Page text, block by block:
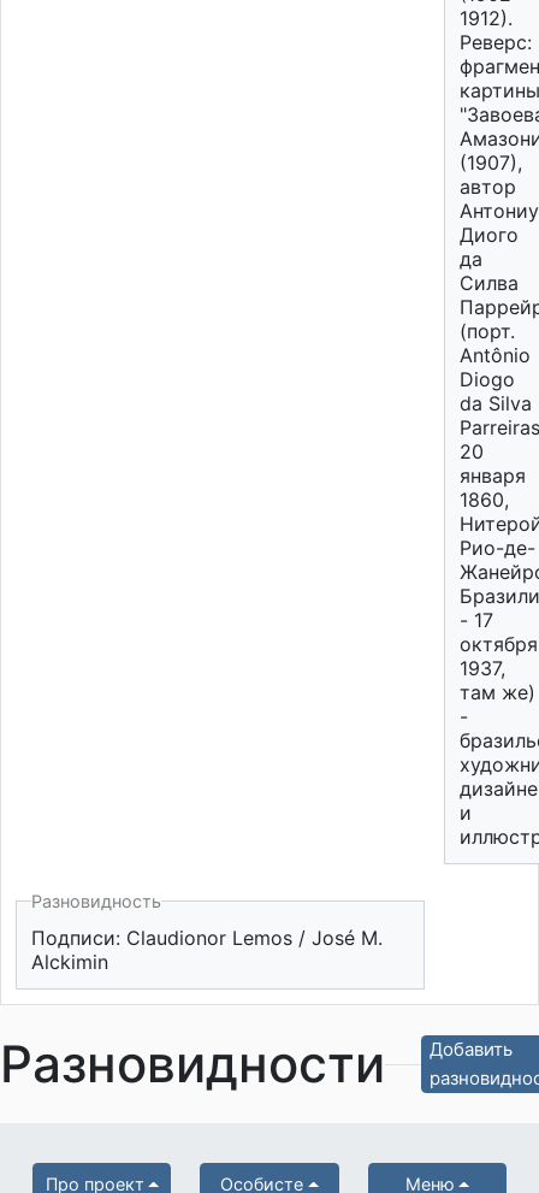
1912).
Реверс:
картины
(1907),
автор
Антониу
Диого
да
Силва
(порт.
Antônio
Diogo
da Silva
20
января
1860,
Рио-де-
- 17
октября
1937,
там же)
-
и
Разновидность
Подписи: Claudionor Lemos / José M.
Alckimin
Разновидности
Добавить
Про проект Особисте Меню